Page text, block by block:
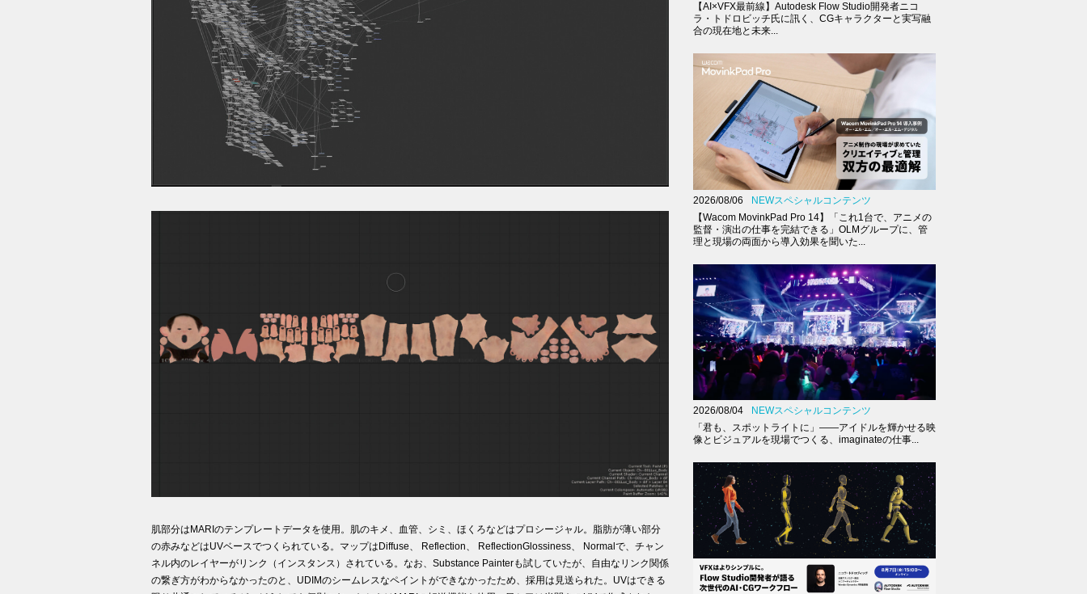
肌部分はMARIのテンプレートデータを使用。肌のキメ、血管、シミ、ほくろなどはプロシージャル。脂肪が薄い部分
の赤みなどはUVベースでつくられている。マップはDiffuse、 Reflection、 ReflectionGlossiness、 Normalで、チャン
ネル内のレイヤーがリンク（インスタンス）されている。なお、Substance Painterも試していたが、自由なリンク関係
の繋ぎ方がわからなかったのと、UDIMのシームレスなペイントができなかったため、採用は見送られた。UVはできる
【AI×VFX最前線】Autodesk Flow Studio開発者ニコ
ラ・トドロビッチ氏に訊く、CGキャラクターと実写融
合の現在地と未来...
2026/08/06
NEWスペシャルコンテンツ
【Wacom MovinkPad Pro 14】「これ1台で、アニメの
監督・演出の仕事を完結できる」OLMグループに、管
理と現場の両面から導入効果を聞いた...
2026/08/04
NEWスペシャルコンテンツ
「君も、スポットライトに」――アイドルを輝かせる映
像とビジュアルを現場でつくる、imaginateの仕事...